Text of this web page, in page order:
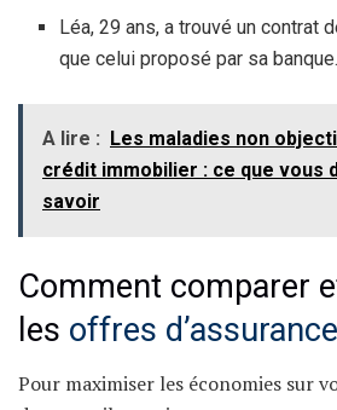
Léa, 29 ans, a trouvé un contrat
que celui proposé par sa banque.
A lire :
Les maladies non
crédit immobilier : ce que vous
savoir
Comment comparer
les offres d’assurance
Pour maximiser les économies sur